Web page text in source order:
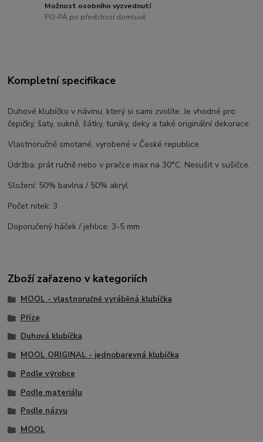
Možnost osobního vyzvednutí
PO-PÁ po předchozí domluvě
Kompletní specifikace
Duhové klubíčko v návinu, který si sami zvolíte. Je vhodné pro
čepičky, šaty, sukně, šátky, tuniky, deky a také originální dekorace.
Vlastnoručně smotané, vyrobené v České republice.
Údržba: prát ručně nebo v pračce max na 30°C. Nesušit v sušičce.
Složení: 50% bavlna / 50% akryl
Počet nitek: 3
Doporučený háček / jehlice: 3-5 mm
Zboží zařazeno v kategoriích
MOOL - vlastnoručně vyráběná klubíčka
Příze
Duhová klubíčka
MOOL ORIGINAL - jednobarevná klubíčka
Podle výrobce
Podle materiálu
Podle názvu
MOOL